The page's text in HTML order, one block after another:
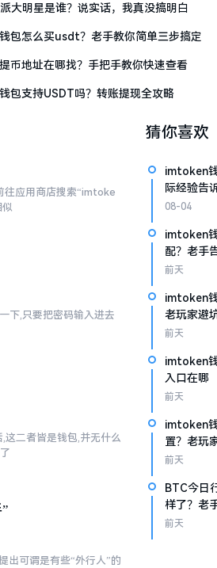
大明星是谁？说实话，我真没搞明白
包怎么买usdt？老手教你简单三步搞定
币地址在哪找？手把手教你快速查看
包支持USDT吗？转账提现全攻略
往应用商店搜索“imtoke
下,只要把密码输入进去
这二者皆是钱包,并无什么
出可谓是有些“外行人”的
猜你喜欢
imtoken
际经验告
08-04
imtoken
配？老手
前天
imtoken
老玩家避
前天
imtoken
入口在哪
前天
imtoken
置？老玩
前天
BTC今日
样了？老
前天